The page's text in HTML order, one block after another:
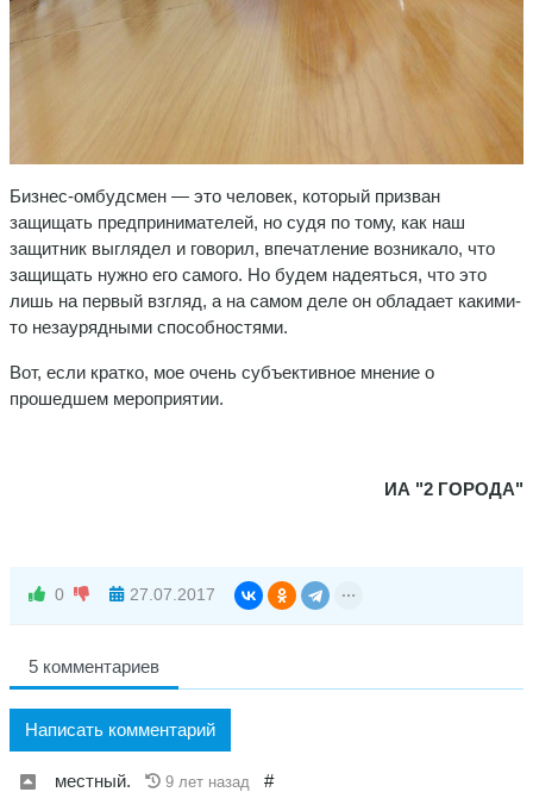
Бизнес-омбудсмен — это человек, который призван
защищать предпринимателей, но судя по тому, как наш
защитник выглядел и говорил, впечатление возникало, что
защищать нужно его самого. Но будем надеяться, что это
лишь на первый взгляд, а на самом деле он обладает какими-
то незаурядными способностями.
Вот, если кратко, мое очень субъективное мнение о
прошедшем мероприятии.
ИА "2 ГОРОДА"
0 27.07.2017
5 комментариев
Написать комментарий
местный. 9 лет назад #